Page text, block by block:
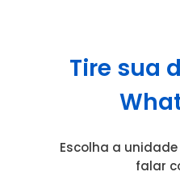
Tire sua
Escolha a
falar